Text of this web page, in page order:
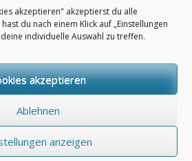
akzeptieren" akzeptierst du alle
du nach einem Klick auf „Einstellungen
individuelle Auswahl zu treffen.
akzeptieren
Ablehnen
anzeigen